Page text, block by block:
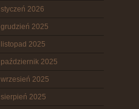
styczeń 2026
grudzień 2025
listopad 2025
październik 2025
wrzesień 2025
sierpień 2025